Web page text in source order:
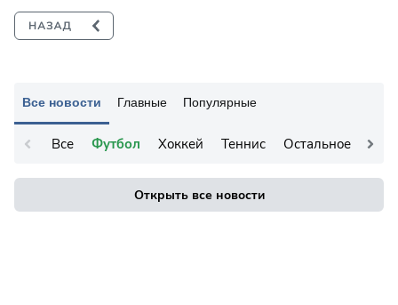
Все новости Главные Популярные
Все Футбол Хоккей Теннис Остальное
Открыть все новости